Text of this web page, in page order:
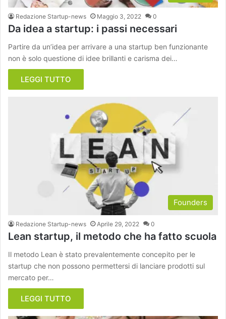
Redazione Startup-news Maggio 3, 2022 0
Da idea a startup: i passi necessari
Partire da un’idea per arrivare a una startup ben funzionante
non è solo questione di idee brillanti e carisma dei…
LEGGI TUTTO
Founders
Redazione Startup-news Aprile 29, 2022 0
Lean startup, il metodo che ha fatto scuola
Il metodo Lean è stato prevalentemente concepito per le
startup che non possono permettersi di lanciare prodotti sul
mercato per…
LEGGI TUTTO